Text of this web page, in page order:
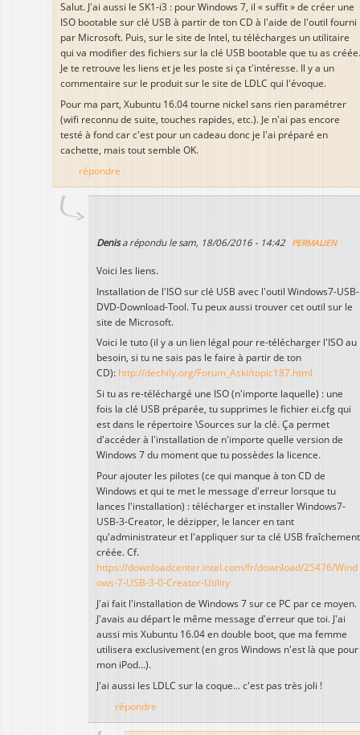
Salut. J'ai aussi le SK1-i3 : pour Windows 7, il « suffit » de créer une
ISO bootable sur clé USB à partir de ton CD à l'aide de l'outil fourni
par Microsoft. Puis, sur le site de Intel, tu télécharges un utilitaire
qui va modifier des fichiers sur la clé USB bootable que tu as créée.
Je te retrouve les liens et je les poste si ça t'intéresse. Il y a un
commentaire sur le produit sur le site de LDLC qui l'évoque.
Pour ma part, Xubuntu 16.04 tourne nickel sans rien paramétrer
(wifi reconnu de suite, touches rapides, etc.). Je n'ai pas encore
testé à fond car c'est pour un cadeau donc je l'ai préparé en
cachette, mais tout semble OK.
répondre
Denisa répondu le sam, 18/06/2016 - 14:42 PERMALIEN
Voici les liens.
Installation de l'ISO sur clé USB avec l'outil Windows7-USB-
DVD-Download-Tool. Tu peux aussi trouver cet outil sur le
site de Microsoft.
Voici le tuto (il y a un lien légal pour re-télécharger l'ISO au
besoin, si tu ne sais pas le faire à partir de ton
CD): http://dechily.org/Forum_Aski/topic187.html
Si tu as re-téléchargé une ISO (n'importe laquelle) : une
fois la clé USB préparée, tu supprimes le fichier ei.cfg qui
est dans le répertoire \Sources sur la clé. Ça permet
d'accéder à l'installation de n'importe quelle version de
Windows 7 du moment que tu possèdes la licence.
Pour ajouter les pilotes (ce qui manque à ton CD de
Windows et qui te met le message d'erreur lorsque tu
lances l'installation) : télécharger et installer Windows7-
USB-3-Creator, le dézipper, le lancer en tant
qu'administrateur et l'appliquer sur ta clé USB fraîchement
créée. Cf.
https://downloadcenter.intel.com/fr/download/25476/Wind
ows-7-USB-3-0-Creator-Utility
J'ai fait l'installation de Windows 7 sur ce PC par ce moyen.
J'avais au départ le même message d'erreur que toi. J'ai
aussi mis Xubuntu 16.04 en double boot, que ma femme
utilisera exclusivement (en gros Windows n'est là que pour
mon iPod...).
J'ai aussi les LDLC sur la coque... c'est pas très joli !
répondre